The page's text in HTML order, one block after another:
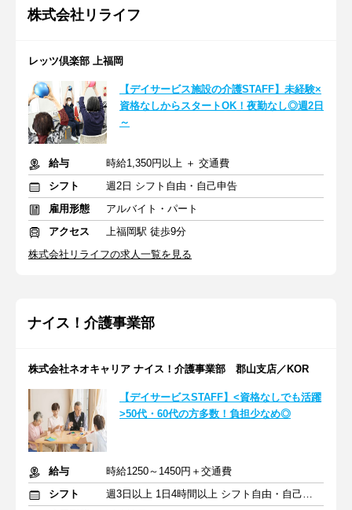
株式会社リライフ
レッツ倶楽部 上福岡
【デイサービス施設の介護STAFF】未経験×
資格なしからスタートOK！夜勤なし◎週2日
～
給与
時給1,350円以上 ＋ 交通費
シフト
週2日 シフト自由・自己申告
雇用形態
アルバイト・パート
アクセス
上福岡駅 徒歩9分
株式会社リライフの求人一覧を見る
ナイス！介護事業部
株式会社ネオキャリア ナイス！介護事業部 郡山支店／KOR
【デイサービスSTAFF】<資格なしでも活躍
>50代・60代の方多数！負担少なめ◎
給与
時給1250～1450円＋交通費
シフト
週3日以上 1日4時間以上 シフト自由・自己申告